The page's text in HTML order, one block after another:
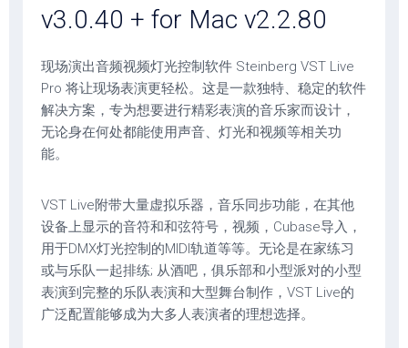
v3.0.40 + for Mac v2.2.80
现场演出音频视频灯光控制软件 Steinberg VST Live
Pro 将让现场表演更轻松。这是一款独特、稳定的软件
解决方案，专为想要进行精彩表演的音乐家而设计，
无论身在何处都能使用声音、灯光和视频等相关功
能。
VST Live附带大量虚拟乐器，音乐同步功能，在其他
设备上显示的音符和和弦符号，视频，Cubase导入，
用于DMX灯光控制的MIDI轨道等等。无论是在家练习
或与乐队一起排练; 从酒吧，俱乐部和小型派对的小型
表演到完整的乐队表演和大型舞台制作，VST Live的
广泛配置能够成为大多人表演者的理想选择。